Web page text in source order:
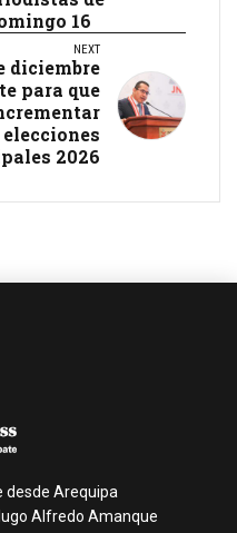
16
NEXT
diciembre
para que
2026
desde Arequipa
Alfredo Amanque